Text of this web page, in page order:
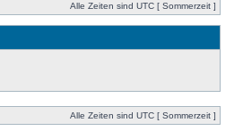
Alle Zeiten sind UTC [ Sommerzeit ]
Alle Zeiten sind UTC [ Sommerzeit ]